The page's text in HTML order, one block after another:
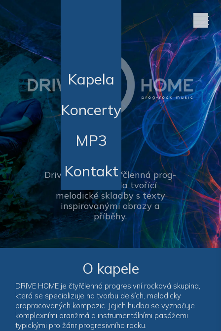
Drive Home je čtyřčlenná prog-
rocková kapela tvořící
melodické skladby s texty
inspirovanými obrazy a
příběhy.
Kapela
Koncerty
MP3
Kontakt
O kapele
DRIVE HOME je čtyřčlenná progresivní rocková skupina,
která se specializuje na tvorbu delších, melodicky
propracovaných kompozic. Jejich hudba se vyznačuje
komplexními aranžmá a instrumentálními pasážemi
typickými pro žánr progresivního rocku.